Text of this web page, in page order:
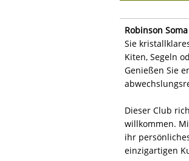
Robinson
Sie
Kiten, Segeln
Genießen Sie
Dieser Club
willkommen.
ihr
einzigartigen